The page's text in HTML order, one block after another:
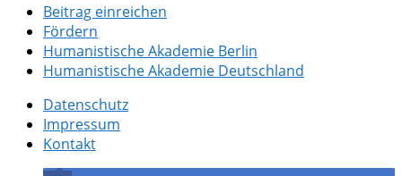
Beitrag einreichen
Fördern
Humanistische Akademie Berlin
Humanistische Akademie Deutschland
Datenschutz
Impressum
Kontakt